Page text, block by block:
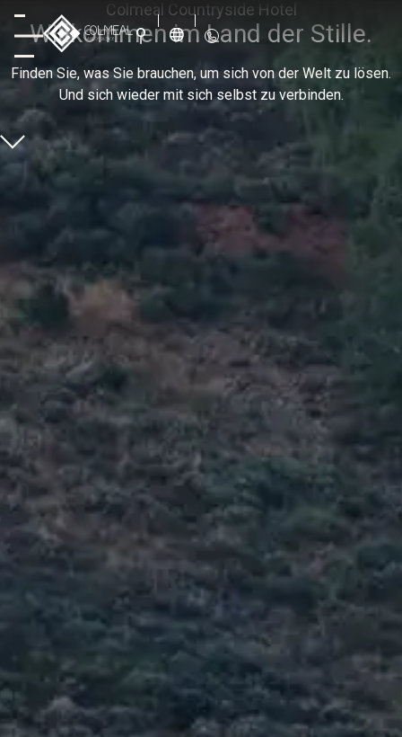
Colmeal Countryside Hotel
Willkommen im Land der Stille.
Finden Sie, was Sie brauchen, um sich von der Welt zu lösen.
Und sich wieder mit sich selbst zu verbinden.